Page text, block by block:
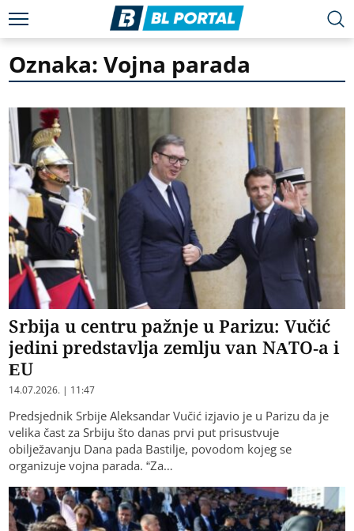
Oznaka: Vojna parada
Srbija u centru pažnje u Parizu: Vučić
jedini predstavlja zemlju van NATO-a i
EU
14.07.2026. | 11:47
Predsjednik Srbije Aleksandar Vučić izjavio je u Parizu da je
velika čast za Srbiju što danas prvi put prisustvuje
obilježavanju Dana pada Bastilje, povodom kojeg se
organizuje vojna parada. “Za…